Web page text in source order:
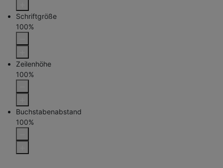
Schriftgröße
100%
Zeilenhöhe
100%
Buchstabenabstand
100%